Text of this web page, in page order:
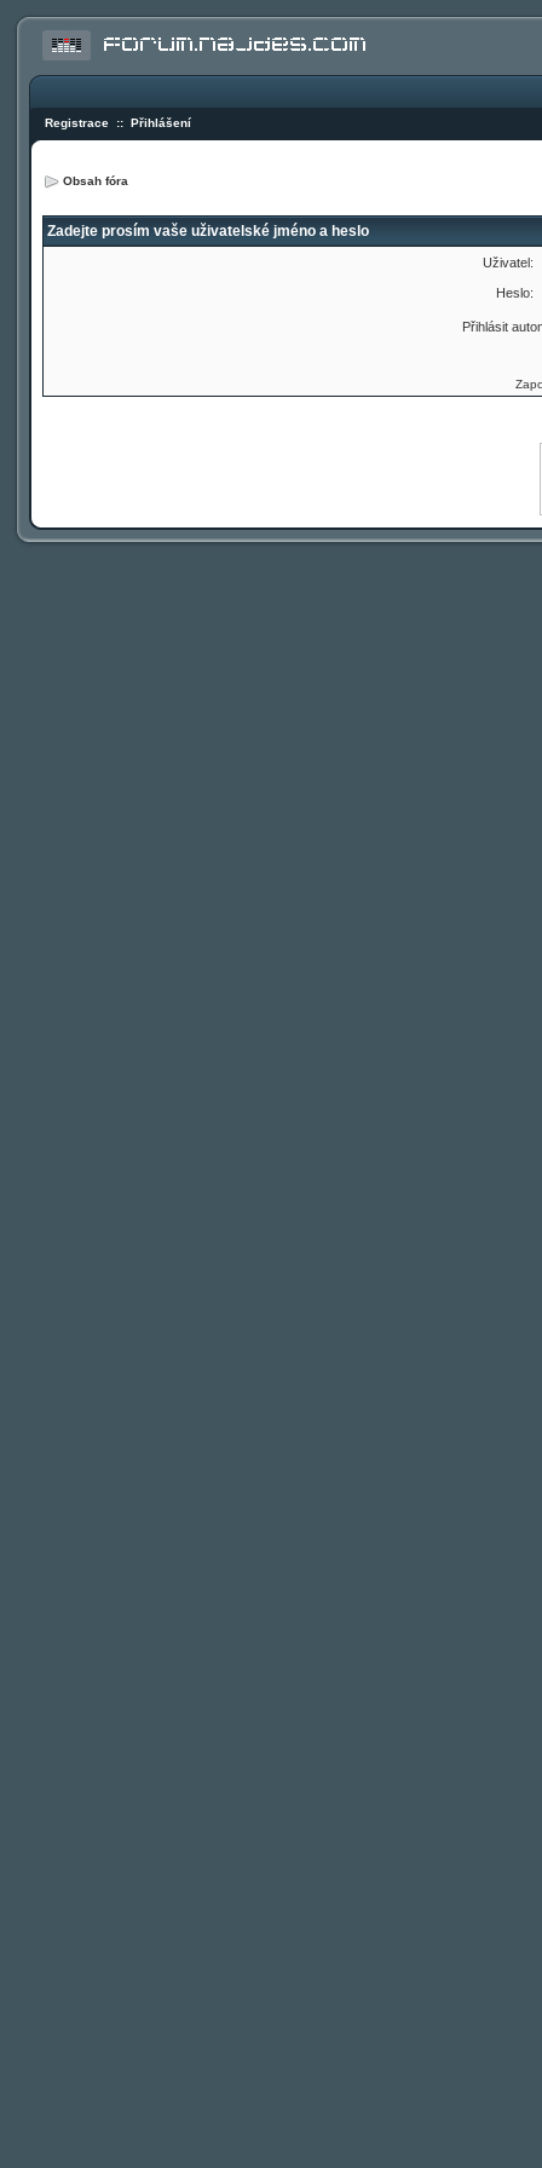
Registrace :: Přihlášení
Obsah fóra
Zadejte prosím vaše uživatelské jméno a heslo
Uživatel:
Heslo:
Přihlásit